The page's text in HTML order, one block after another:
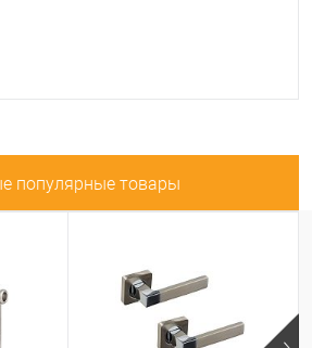
популярные товары